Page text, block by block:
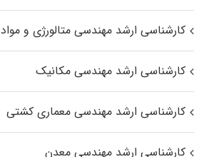
کارشناسی ارشد مهندسی متالورژی و مواد
کارشناسی ارشد مهندسی مکانیک
کارشناسی ارشد مهندسی معماری کشتی
کارشناسی ارشد مهندسی معدن